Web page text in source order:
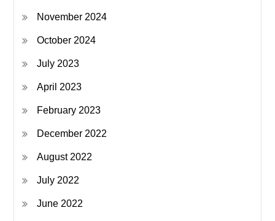
November 2024
October 2024
July 2023
April 2023
February 2023
December 2022
August 2022
July 2022
June 2022